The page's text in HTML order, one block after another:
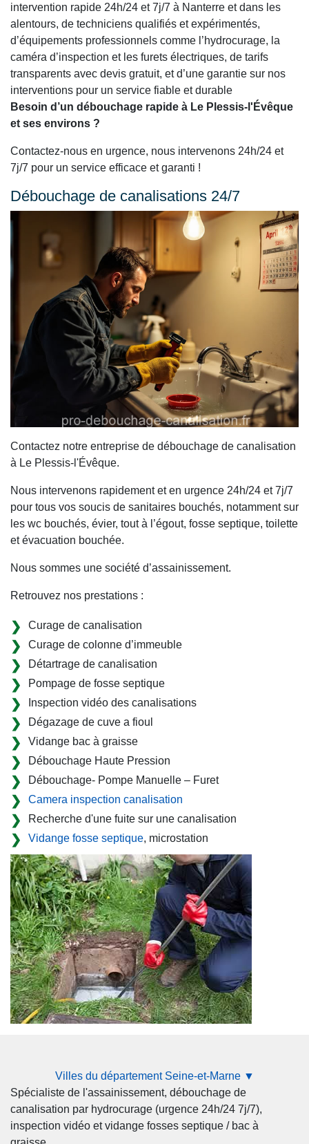
intervention rapide 24h/24 et 7j/7 à Nanterre et dans les
alentours, de techniciens qualifiés et expérimentés,
d’équipements professionnels comme l’hydrocurage, la
caméra d’inspection et les furets électriques, de tarifs
transparents avec devis gratuit, et d’une garantie sur nos
interventions pour un service fiable et durable
Besoin d’un débouchage rapide à Le Plessis-l'Évêque
et ses environs ?
Contactez-nous en urgence, nous intervenons 24h/24 et
7j/7 pour un service efficace et garanti !
Débouchage de canalisations 24/7
Contactez notre entreprise de débouchage de canalisation
à Le Plessis-l'Évêque.
Nous intervenons rapidement et en urgence 24h/24 et 7j/7
pour tous vos soucis de sanitaires bouchés, notamment sur
les wc bouchés, évier, tout à l’égout, fosse septique, toilette
et évacuation bouchée.
Nous sommes une société d’assainissement.
Retrouvez nos prestations :
Curage de canalisation
Curage de colonne d’immeuble
Détartrage de canalisation
Pompage de fosse septique
Inspection vidéo des canalisations
Dégazage de cuve a fioul
Vidange bac à graisse
Débouchage Haute Pression
Débouchage- Pompe Manuelle – Furet
Camera inspection canalisation
Recherche d'une fuite sur une canalisation
Vidange fosse septique, microstation
Villes du département Seine-et-Marne ▼
Spécialiste de l'assainissement, débouchage de
canalisation par hydrocurage (urgence 24h/24 7j/7),
inspection vidéo et vidange fosses septique / bac à